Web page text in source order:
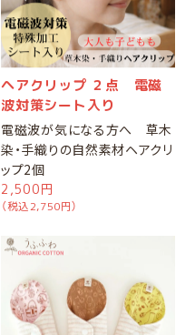
ヘアクリップ ２点 電磁
波対策シート入り
電磁波が気になる方へ 草木
染・手織りの自然素材ヘアクリ
ップ2個
2,500円
（税込2,750円）